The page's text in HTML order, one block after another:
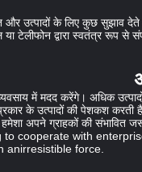
उत्पादों के लिए कुछ सुझाव देते
टेलीफोन द्वारा स्वतंत्र रूप से
में मदद करेंगे। अधिक
के उत्पादों की पेशकश
अपने ग्राहकों की संभावित
cooperate with
anirresistible force.